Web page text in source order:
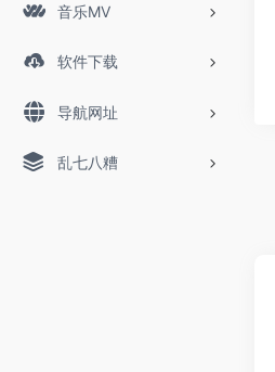
音乐MV
软件下载
导航网址
乱七八糟